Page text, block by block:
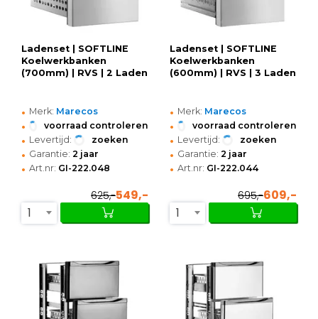
Ladenset | SOFTLINE
Koelwerkbanken
(700mm) | RVS | 2 Laden
• Merk: Marecos
• voorraad controleren
• Levertijd: zoeken
• Garantie: 2 jaar
• Art.nr: GI-222.048
625,-549,-
1
Ladenset | SOFTLINE
Koelwerkbanken
(600mm) | RVS | 3 Laden
• Merk: Marecos
• voorraad controleren
• Levertijd: zoeken
• Garantie: 2 jaar
• Art.nr: GI-222.044
695,-609,-
1